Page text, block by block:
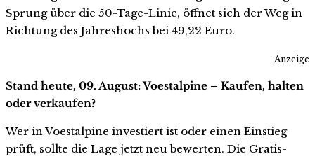
Sprung über die 50-Tage-Linie, öffnet sich der Weg in
Richtung des Jahreshochs bei 49,22 Euro.
Anzeige
Stand heute, 09. August: Voestalpine – Kaufen, halten
oder verkaufen?
Wer in Voestalpine investiert ist oder einen Einstieg
prüft, sollte die Lage jetzt neu bewerten. Die Gratis-